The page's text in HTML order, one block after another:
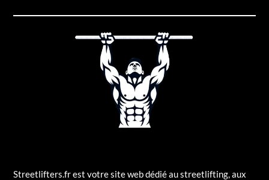
Streetlifters.fr est votre site web dédié au streetlifting, aux